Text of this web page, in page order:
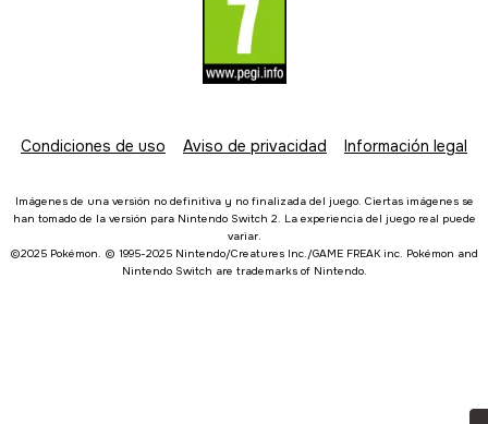
Condiciones de uso Aviso de privacidad Información legal
Imágenes de una versión no definitiva y no finalizada del juego. Ciertas imágenes se
han tomado de la versión para Nintendo Switch 2. La experiencia del juego real puede
variar.
©2025 Pokémon. © 1995-2025 Nintendo/Creatures Inc./GAME FREAK inc. Pokémon and
Nintendo Switch are trademarks of Nintendo.